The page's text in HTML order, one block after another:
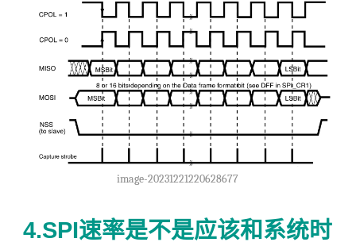
image-20231221220628677
4.SPI速率是不是应该和系统时